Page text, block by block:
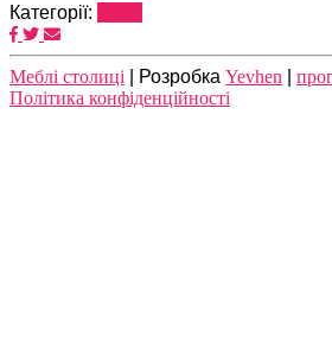
Категорії:
Meблі столиці | Розробка Yevhen
Політика конфіденційності